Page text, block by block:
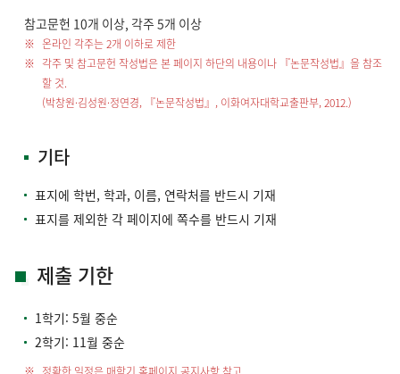
참고문헌 10개 이상, 각주 5개 이상
온라인 각주는 2개 이하로 제한
각주 및 참고문헌 작성법은 본 페이지 하단의 내용이나 『논문작성법』을 참조
할 것.
(박창원·김성원·정연경, 『논문작성법』, 이화여자대학교출판부, 2012.)
기타
표지에 학번, 학과, 이름, 연락처를 반드시 기재
표지를 제외한 각 페이지에 쪽수를 반드시 기재
제출 기한
1학기: 5월 중순
2학기: 11월 중순